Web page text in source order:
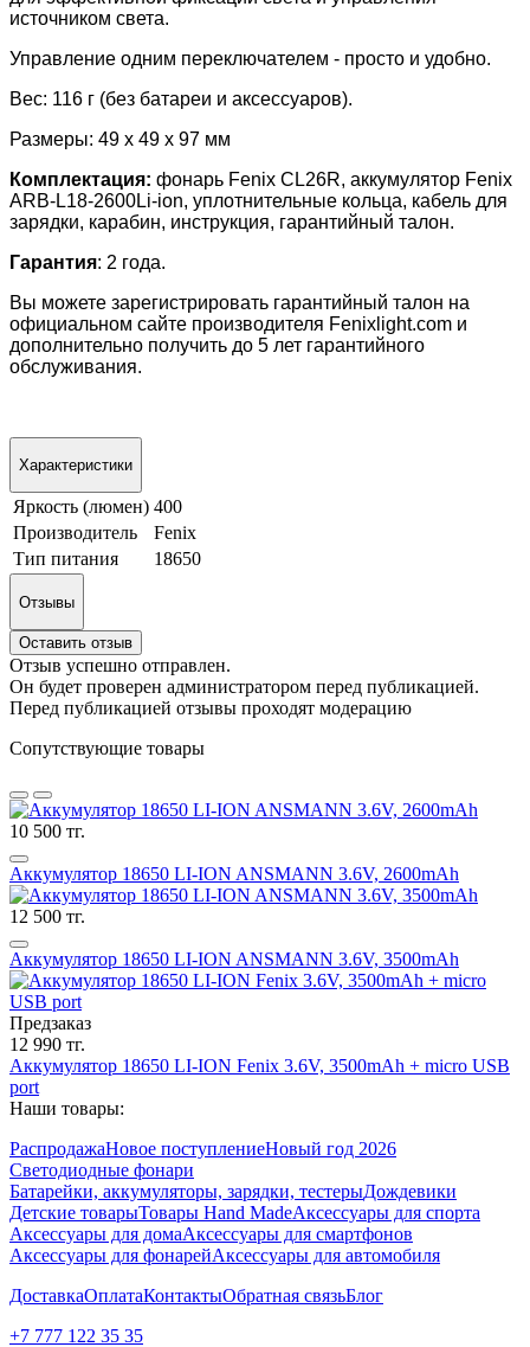
источником света.
Управление одним переключателем - просто и удобно.
Вес: 116 г (без батареи и аксессуаров).
Размеры: 49 x 49 x 97 мм
Комплектация: фонарь Fenix CL26R, аккумулятор Fenix
ARB-L18-2600Li-ion, уплотнительные кольца, кабель для
зарядки, карабин, инструкция, гарантийный талон.
Гарантия: 2 года.
Вы можете зарегистрировать гарантийный талон на
официальном сайте производителя Fenixlight.com и
дополнительно получить до 5 лет гарантийного
обслуживания.
Характеристики
Яркость (люмен) 400
Производитель
Fenix
Тип питания
18650
Отзывы
Оставить отзыв
Отзыв успешно отправлен.
Он будет проверен администратором перед публикацией.
Перед публикацией отзывы проходят модерацию
Сопутствующие товары
10 500 тг.
Аккумулятор 18650 LI-ION ANSMANN 3.6V, 2600mAh
12 500 тг.
Аккумулятор 18650 LI-ION ANSMANN 3.6V, 3500mAh
Предзаказ
12 990 тг.
Аккумулятор 18650 LI-ION Fenix 3.6V, 3500mAh + micro USB
port
Наши товары:
РаспродажаНовое поступлениеНовый год 2026
Светодиодные фонари
Батарейки, аккумуляторы, зарядки, тестерыДождевики
Детские товарыТовары Hand MadeАксессуары для спорта
Аксессуары для домаАксессуары для смартфонов
Аксессуары для фонарейАксессуары для автомобиля
ДоставкаОплатаКонтактыОбратная связьБлог
+7 777 122 35 35